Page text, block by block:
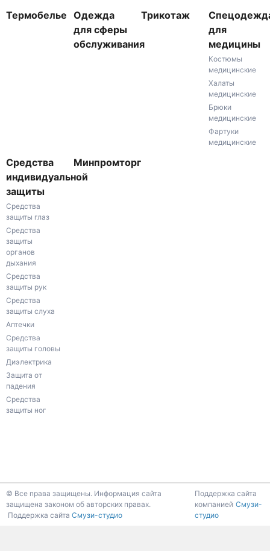
Термобелье Одежда
для сферы
обслуживания
Трикотаж
для
медицины
Костюмы
медицинские
Халаты
медицинские
Брюки
медицинские
Фартуки
медицинские
Средства
индивидуальной
защиты
Средства
защиты глаз
Средства
защиты
органов
дыхания
Средства
защиты рук
Средства
защиты слуха
Аптечки
Средства
защиты головы
Диэлектрика
Защита от
падения
Средства
защиты ног
Минпромторг
© Все права защищены. Информация сайта
защищена законом об авторских правах.
Поддержка сайта Смузи-студио
Поддержка сайта
компанией Смузи-
студио